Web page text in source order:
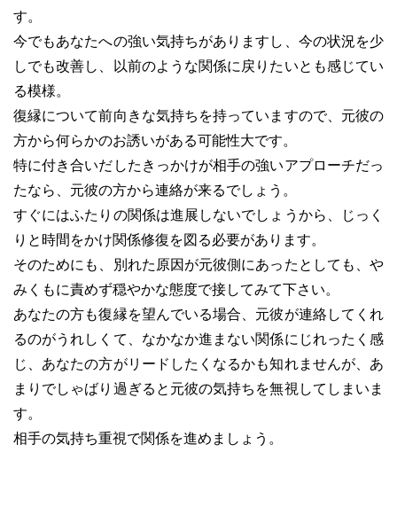
す。
今でもあなたへの強い気持ちがありますし、今の状況を少
しでも改善し、以前のような関係に戻りたいとも感じてい
る模様。
復縁について前向きな気持ちを持っていますので、元彼の
方から何らかのお誘いがある可能性大です。
特に付き合いだしたきっかけが相手の強いアプローチだっ
たなら、元彼の方から連絡が来るでしょう。
すぐにはふたりの関係は進展しないでしょうから、じっく
りと時間をかけ関係修復を図る必要があります。
そのためにも、別れた原因が元彼側にあったとしても、や
みくもに責めず穏やかな態度で接してみて下さい。
あなたの方も復縁を望んでいる場合、元彼が連絡してくれ
るのがうれしくて、なかなか進まない関係にじれったく感
じ、あなたの方がリードしたくなるかも知れませんが、あ
まりでしゃばり過ぎると元彼の気持ちを無視してしまいま
す。
相手の気持ち重視で関係を進めましょう。